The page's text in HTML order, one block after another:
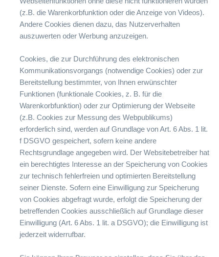
(z.B. die Warenkorbfunktion oder die Anzeige von Videos).
Andere Cookies dienen dazu, das Nutzerverhalten
auszuwerten oder Werbung anzuzeigen.
Cookies, die zur Durchführung des elektronischen
Kommunikationsvorgangs (notwendige Cookies) oder zur
Bereitstellung bestimmter, von Ihnen erwünschter
Funktionen (funktionale Cookies, z. B. für die
Warenkorbfunktion) oder zur Optimierung der Webseite
(z.B. Cookies zur Messung des Webpublikums)
erforderlich sind, werden auf Grundlage von Art. 6 Abs. 1 lit.
f DSGVO gespeichert, sofern keine andere
Rechtsgrundlage angegeben wird. Der Websitebetreiber hat
ein berechtigtes Interesse an der Speicherung von Cookies
zur technisch fehlerfreien und optimierten Bereitstellung
seiner Dienste. Sofern eine Einwilligung zur Speicherung
von Cookies abgefragt wurde, erfolgt die Speicherung der
betreffenden Cookies ausschließlich auf Grundlage dieser
Einwilligung (Art. 6 Abs. 1 lit. a DSGVO); die Einwilligung ist
jederzeit widerrufbar.